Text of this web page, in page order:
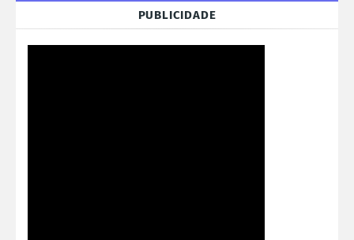
PUBLICIDADE